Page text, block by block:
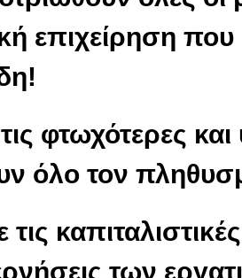
επιχείρηση
φτωχότερες
όλο τον
των